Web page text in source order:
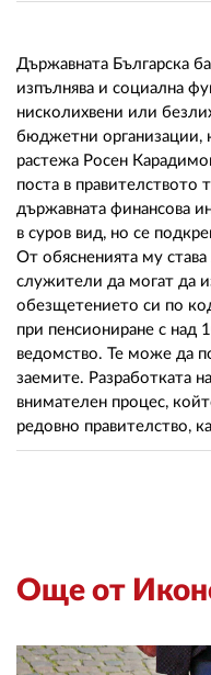
Държавната Българска
изпълнява и социална
нисколихвени или
бюджетни организации,
растежа Росен
поста в правителството
държавната финансова
в суров вид, но се
От обясненията му
служители да могат да
обезщетението си по
при пенсиониране с над
ведомство. Те може да
заемите. Разработката
внимателен процес,
редовно правителство,
Още от